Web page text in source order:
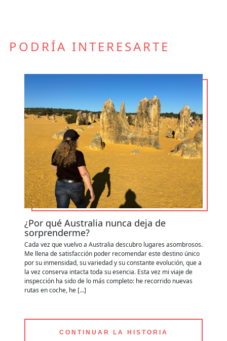
PODRÍA INTERESARTE
¿Por qué Australia nunca deja de
sorprenderme?
Cada vez que vuelvo a Australia descubro lugares asombrosos.
Me llena de satisfacción poder recomendar este destino único
por su inmensidad, su variedad y su constante evolución, que a
la vez conserva intacta toda su esencia. Esta vez mi viaje de
inspección ha sido de lo más completo: he recorrido nuevas
rutas en coche, he […]
CONTINUAR LA HISTORIA